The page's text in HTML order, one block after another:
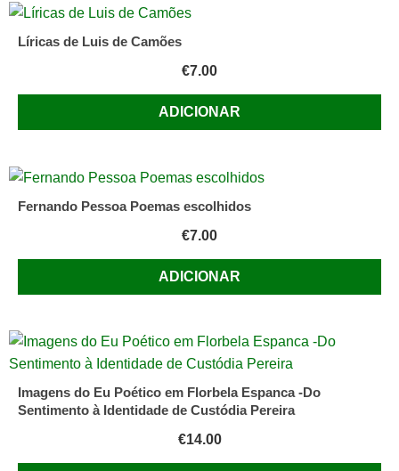
Líricas de Luis de Camões
€7.00
ADICIONAR
Fernando Pessoa Poemas escolhidos
€7.00
ADICIONAR
Imagens do Eu Poético em Florbela Espanca -Do
Sentimento à Identidade de Custódia Pereira
€14.00